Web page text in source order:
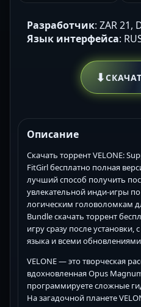
Разработчик: ZAR 21,
Язык интерфейса:
⬇
Описание
Скачать торрент VELONE:
FitGirl бесплатно полная
лучший способ получить
увлекательной инди-игры
логическим головоломкам
Bundle скачать торрент
игру сразу после установки,
языка и всеми обновлениями
VELONE — это творческая
вдохновленная Opus
программируете сложные
На загадочной планете